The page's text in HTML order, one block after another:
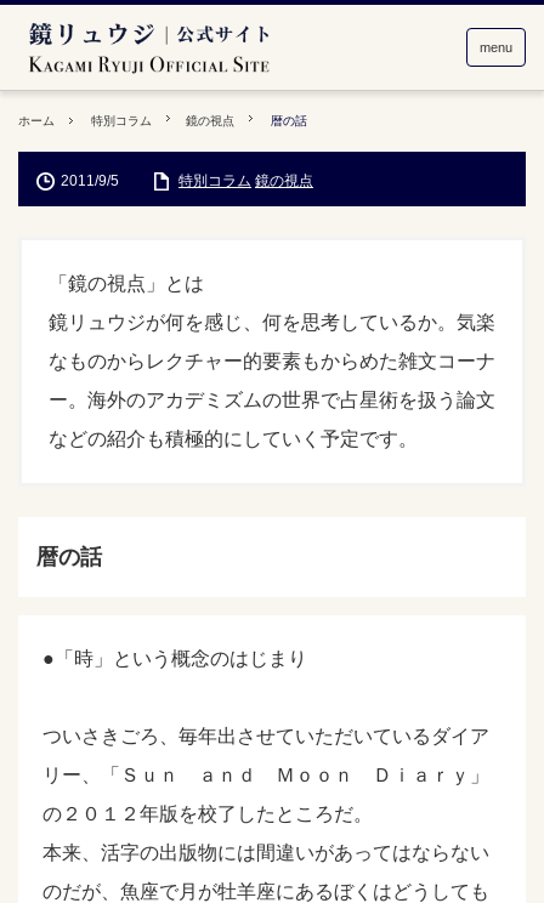
menu
ホーム 特別コラム 鏡の視点 暦の話
2011/9/5 特別コラム 鏡の視点
「鏡の視点」とは
鏡リュウジが何を感じ、何を思考しているか。気楽
なものからレクチャー的要素もからめた雑文コーナ
ー。海外のアカデミズムの世界で占星術を扱う論文
などの紹介も積極的にしていく予定です。
暦の話
●「時」という概念のはじまり
ついさきごろ、毎年出させていただいているダイア
リー、「Ｓｕｎ ａｎｄ Ｍｏｏｎ Ｄｉａｒｙ」
の２０１２年版を校了したところだ。
本来、活字の出版物には間違いがあってはならない
のだが、魚座で月が牡羊座にあるぼくはどうしても